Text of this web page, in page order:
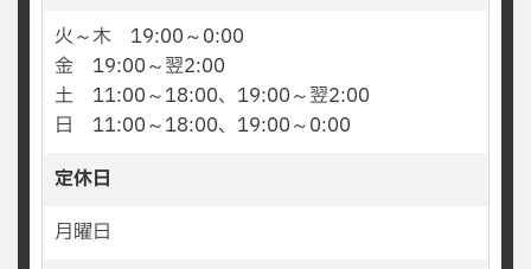
火～木 19:00～0:00
金 19:00～翌2:00
土 11:00～18:00、19:00～翌2:00
日 11:00～18:00、19:00～0:00
定休日
月曜日